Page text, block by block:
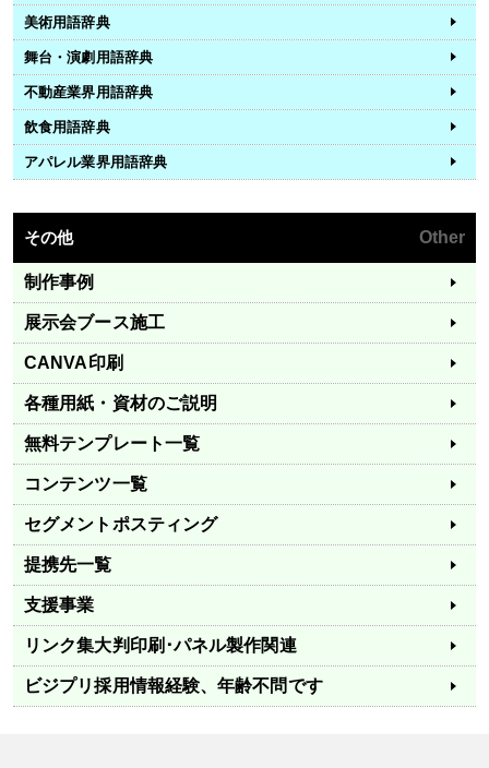
美術用語辞典
舞台・演劇用語辞典
不動産業界用語辞典
飲食用語辞典
アパレル業界用語辞典
その他 Other
制作事例
展示会ブース施工
CANVA印刷
各種用紙・資材のご説明
無料テンプレート一覧
コンテンツ一覧
セグメントポスティング
提携先一覧
支援事業
リンク集大判印刷･パネル製作関連
ビジプリ採用情報経験、年齢不問です